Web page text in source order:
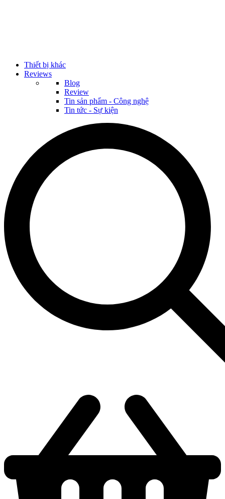
Thiết bị khác
Reviews
Blog
Review
Tin sản phẩm - Công nghệ
Tin tức - Sự kiện